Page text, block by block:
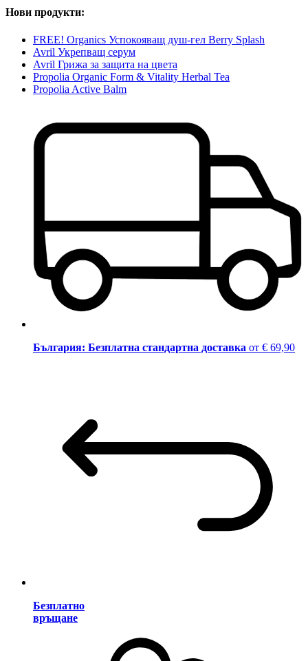
Нови продукти:
FREE! Organics Успокояващ душ-гел Berry Splash
Avril Укрепващ серум
Avril Грижа за защита на цвета
Propolia Organic Form & Vitality Herbal Tea
Propolia Active Balm
България: Безплатна стандартна доставка от € 69,90
Безплатно
връщане